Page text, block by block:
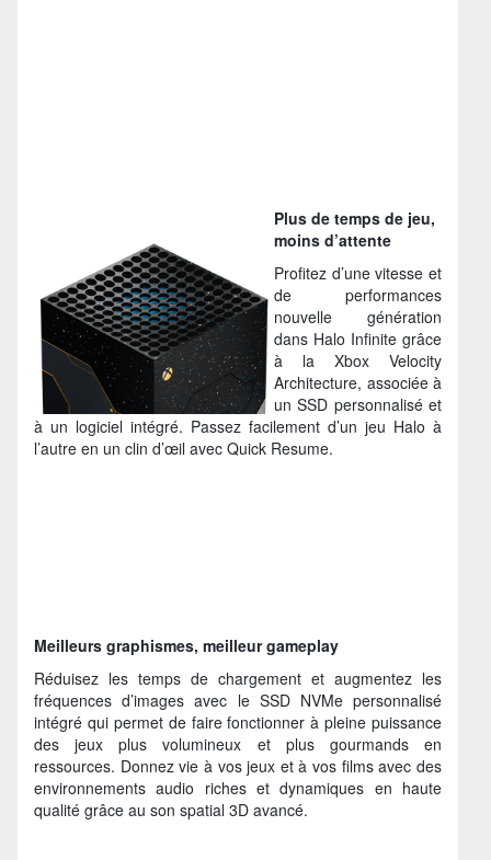
Plus de temps de jeu,
moins d’attente
Profitez d’une vitesse et
de performances
nouvelle génération
dans Halo Infinite grâce
à la Xbox Velocity
Architecture, associée à
un SSD personnalisé et
à un logiciel intégré. Passez facilement d’un jeu Halo à
l’autre en un clin d’œil avec Quick Resume.
Meilleurs graphismes, meilleur gameplay
Réduisez les temps de chargement et augmentez les
fréquences d’images avec le SSD NVMe personnalisé
intégré qui permet de faire fonctionner à pleine puissance
des jeux plus volumineux et plus gourmands en
ressources. Donnez vie à vos jeux et à vos films avec des
environnements audio riches et dynamiques en haute
qualité grâce au son spatial 3D avancé.